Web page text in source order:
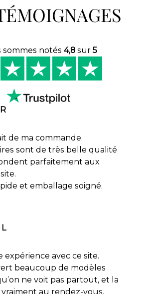
sommes notés 4,8 sur 5
de ma commande.
sont de très belle qualité
parfaitement aux
et emballage soigné.
expérience avec ce site.
beaucoup de modèles
ne voit pas partout, et la
au rendez-vous.